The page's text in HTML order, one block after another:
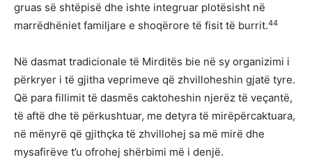
gruas së shtëpisë dhe ishte integruar plotësisht në
marrëdhëniet familjare e shoqërore të fisit të burrit.44
Në dasmat tradicionale të Mirditës bie në sy organizimi i
përkryer i të gjitha veprimeve që zhvilloheshin gjatë tyre.
Që para fillimit të dasmës caktoheshin njerëz të veçantë,
të aftë dhe të përkushtuar, me detyra të mirëpërcaktuara,
në mënyrë që gjithçka të zhvillohej sa më mirë dhe
mysafirëve t’u ofrohej shërbimi më i denjë.